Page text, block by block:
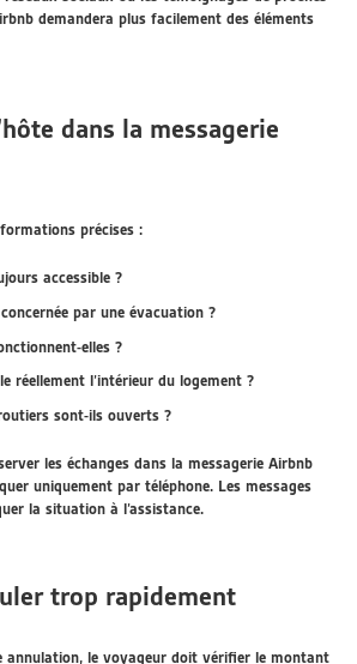
demandera plus facilement des éléments
dans la messagerie
précises :
accessible ?
par une évacuation ?
elles ?
réellement l’intérieur du logement ?
sont-ils ouverts ?
les échanges dans la messagerie Airbnb
uniquement par téléphone. Les messages
la situation à l’assistance.
trop rapidement
annulation, le voyageur doit vérifier le montant